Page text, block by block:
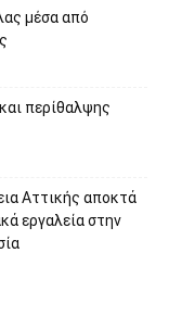
Σ.Α.Ε.Κ. για